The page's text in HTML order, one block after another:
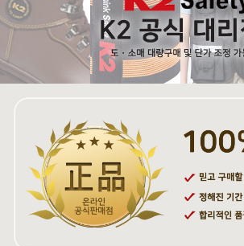
페이코 ID로 페